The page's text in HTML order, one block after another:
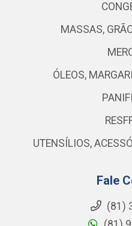
MASSAS,
ÓLEOS,
UTENSÍLIOS,
Fale
(81)